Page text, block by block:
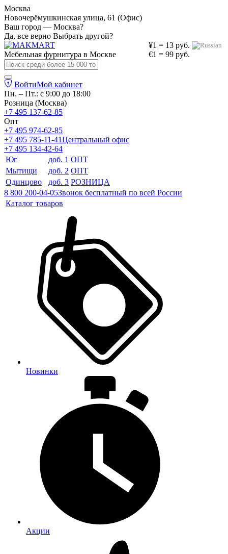
Москва
Новочерёмушкинская улица, 61 (Офис)
Ваш город — Москва?
Да, все верно Выбрать другой?
¥1 = 13 руб.
€1 = 99 руб.
Мебельная фурнитура в Москве
ВойтиМой кабинет
Пн. – Пт.: с 9:00 до 18:00
Розница (Москва)
+7 495 137-62-85
Опт
+7 495 974-62-85
+7 495 785-11-41Центральный офис
+7 495 134-42-64
Юг
доб. 1 ОПТ
Мытищи
доб. 2 ОПТ
Одинцово
доб. 3 РОЗНИЦА
8 800 200-04-05Звонок бесплатный по всей России
Каталог товаров
Новинки
Акции